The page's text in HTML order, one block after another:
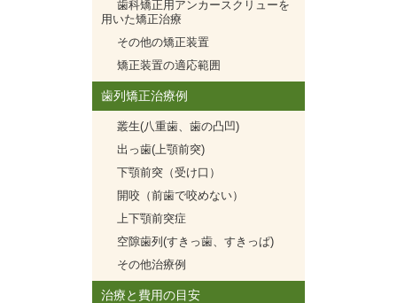
歯科矯正用アンカースクリューを
用いた矯正治療
その他の矯正装置
矯正装置の適応範囲
歯列矯正治療例
叢生(八重歯、歯の凸凹)
出っ歯(上顎前突)
下顎前突（受け口）
開咬（前歯で咬めない）
上下顎前突症
空隙歯列(すきっ歯、すきっぱ)
その他治療例
治療と費用の目安